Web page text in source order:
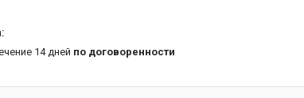
14 дней по договоренности